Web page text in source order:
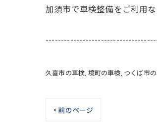
加須市で車検整備をご利用
久喜市の車検 境町の車検 つくば市
< 前のページ